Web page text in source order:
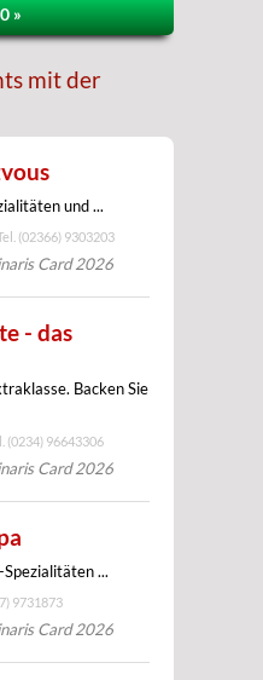
»
mit der
und ...
(02366) 9303203
Card 2026
- das
Backen Sie
(0234) 96643306
Card 2026
Spezialitäten ...
9731873
Card 2026